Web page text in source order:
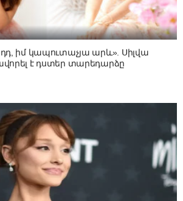
իմ կապուտաչյա արև». Սիլվա
է դստեր տարեդարձը